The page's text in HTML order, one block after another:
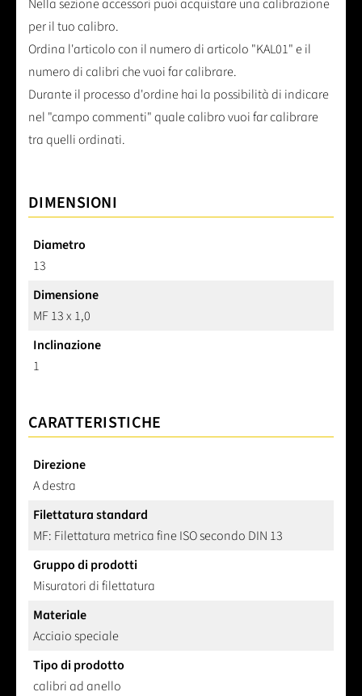
Nella sezione accessori puoi acquistare una calibrazione
per il tuo calibro.
Ordina l'articolo con il numero di articolo "KAL01" e il
numero di calibri che vuoi far calibrare.
Durante il processo d'ordine hai la possibilità di indicare
nel "campo commenti" quale calibro vuoi far calibrare
tra quelli ordinati.
DIMENSIONI
Diametro
13
Dimensione
MF 13 x 1,0
Inclinazione
1
CARATTERISTICHE
Direzione
A destra
Filettatura standard
MF: Filettatura metrica fine ISO secondo DIN 13
Gruppo di prodotti
Misuratori di filettatura
Materiale
Acciaio speciale
Tipo di prodotto
calibri ad anello